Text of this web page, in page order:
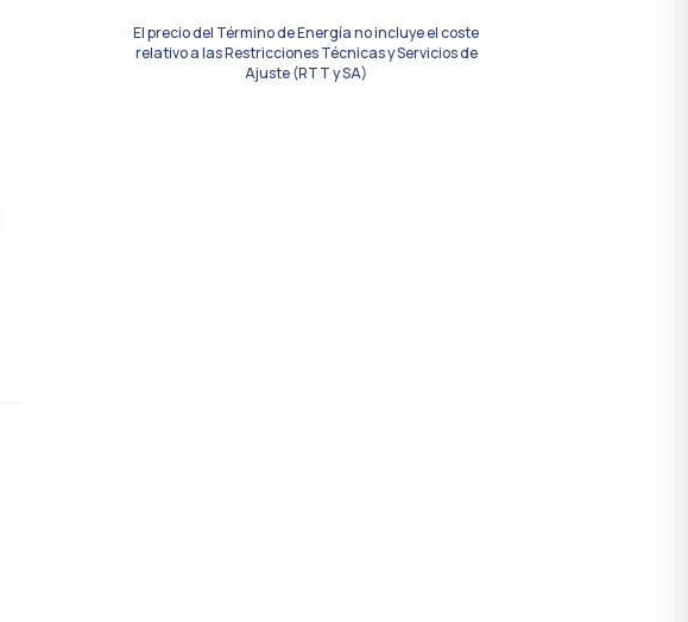
El precio del Término de Energía no incluye el coste
relativo a las Restricciones Técnicas y Servicios de
Ajuste (RTT y SA)